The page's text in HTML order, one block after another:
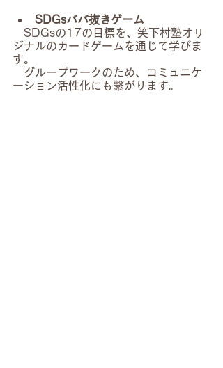
SDGsババ抜きゲーム
SDGsの17の目標を、笑下村塾オリ
ジナルのカードゲームを通じて学びま
す。
グループワークのため、コミュニケ
ーション活性化にも繋がります。